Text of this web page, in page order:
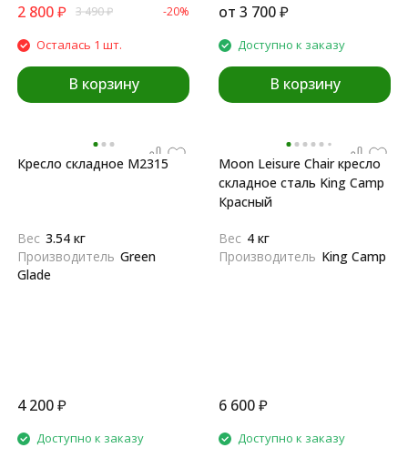
2 800₽ 3 490₽ -20%
Осталась 1 шт.
В корзину
от 3 700₽
Доступно к заказу
В корзину
Кресло складное М2315
Вес 3.54 кг
Производитель Green
Glade
4 200₽
Доступно к заказу
Moon Leisure Chair кресло
складное cталь King Camp
Красный
Вес 4 кг
Производитель King Camp
6 600₽
Доступно к заказу